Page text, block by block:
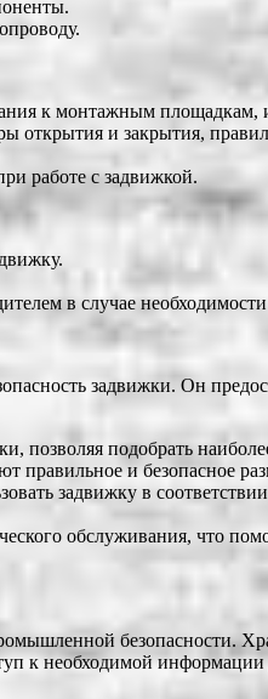
к монтажным площадкам,
и закрытия,
работе с задвижкой.
в случае
задвижки. Он
подобрать
и безопасное
задвижку в
обслуживания, что
безопасности.
к необходимой